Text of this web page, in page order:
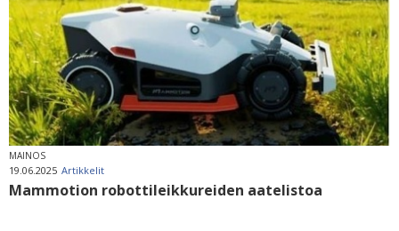
MAINOS
19.06.2025 Artikkelit
Mammotion robottileikkureiden aatelistoa